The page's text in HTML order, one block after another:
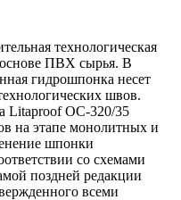
технологическая
основе ПВХ сырья. В
гидрошпонка несет
швов.
Litaproof OC-320/35
на этапе монолитных и
шпонки
со схемами
поздней редакции
всеми